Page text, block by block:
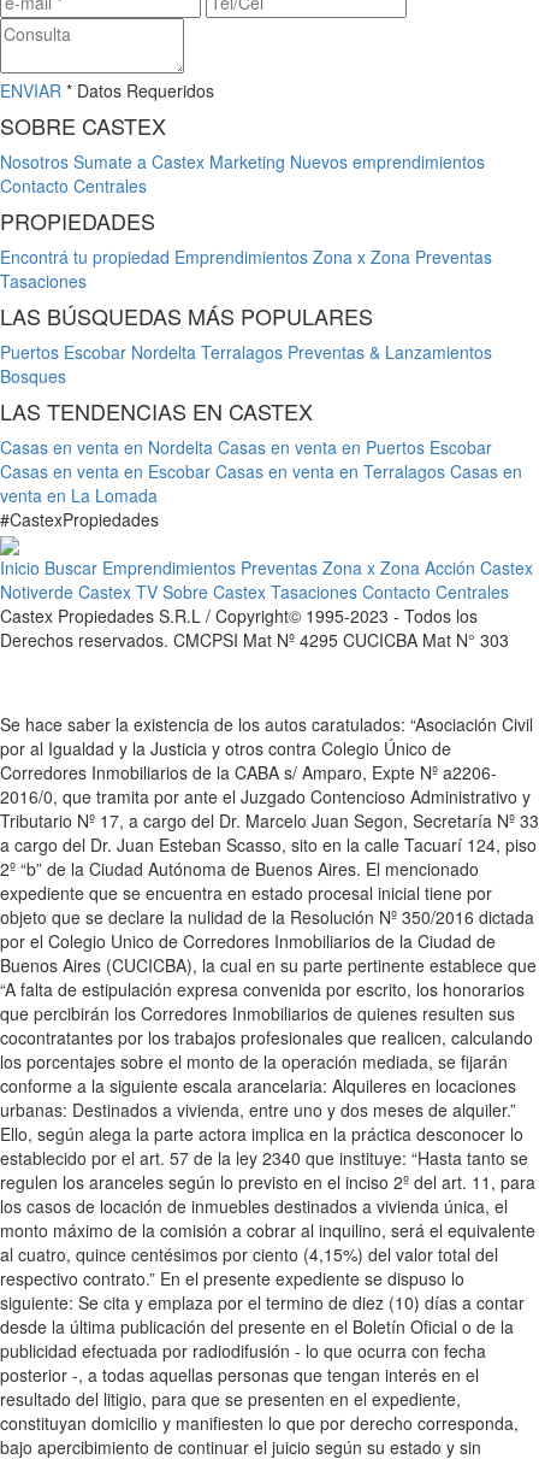
ENVIAR * Datos Requeridos
SOBRE CASTEX
Nosotros Sumate a Castex Marketing Nuevos emprendimientos
Contacto Centrales
PROPIEDADES
Encontrá tu propiedad Emprendimientos Zona x Zona Preventas
Tasaciones
LAS BÚSQUEDAS MÁS POPULARES
Puertos Escobar Nordelta Terralagos Preventas & Lanzamientos
Bosques
LAS TENDENCIAS EN CASTEX
Casas en venta en Nordelta Casas en venta en Puertos Escobar
Casas en venta en Escobar Casas en venta en Terralagos Casas en
venta en La Lomada
#CastexPropiedades
Inicio Buscar Emprendimientos Preventas Zona x Zona Acción Castex
Notiverde Castex TV Sobre Castex Tasaciones Contacto Centrales
Castex Propiedades S.R.L / Copyright© 1995-2023 - Todos los
Derechos reservados. CMCPSI Mat Nº 4295 CUCICBA Mat N° 303
Se hace saber la existencia de los autos caratulados: “Asociación Civil
por al Igualdad y la Justicia y otros contra Colegio Único de
Corredores Inmobiliarios de la CABA s/ Amparo, Expte Nº a2206-
2016/0, que tramita por ante el Juzgado Contencioso Administrativo y
Tributario Nº 17, a cargo del Dr. Marcelo Juan Segon, Secretaría Nº 33
a cargo del Dr. Juan Esteban Scasso, sito en la calle Tacuarí 124, piso
2º “b” de la Ciudad Autónoma de Buenos Aires. El mencionado
expediente que se encuentra en estado procesal inicial tiene por
objeto que se declare la nulidad de la Resolución Nº 350/2016 dictada
por el Colegio Unico de Corredores Inmobiliarios de la Ciudad de
Buenos Aires (CUCICBA), la cual en su parte pertinente establece que
“A falta de estipulación expresa convenida por escrito, los honorarios
que percibirán los Corredores Inmobiliarios de quienes resulten sus
cocontratantes por los trabajos profesionales que realicen, calculando
los porcentajes sobre el monto de la operación mediada, se fijarán
conforme a la siguiente escala arancelaria: Alquileres en locaciones
urbanas: Destinados a vivienda, entre uno y dos meses de alquiler.”
Ello, según alega la parte actora implica en la práctica desconocer lo
establecido por el art. 57 de la ley 2340 que instituye: “Hasta tanto se
regulen los aranceles según lo previsto en el inciso 2º del art. 11, para
los casos de locación de inmuebles destinados a vivienda única, el
monto máximo de la comisión a cobrar al inquilino, será el equivalente
al cuatro, quince centésimos por ciento (4,15%) del valor total del
respectivo contrato.” En el presente expediente se dispuso lo
siguiente: Se cita y emplaza por el termino de diez (10) días a contar
desde la última publicación del presente en el Boletín Oficial o de la
publicidad efectuada por radiodifusión - lo que ocurra con fecha
posterior -, a todas aquellas personas que tengan interés en el
resultado del litigio, para que se presenten en el expediente,
constituyan domicilio y manifiesten lo que por derecho corresponda,
bajo apercibimiento de continuar el juicio según su estado y sin